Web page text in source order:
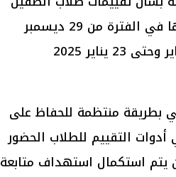
الأول والثاني الابتدائي، والتي من المقرر أن عقدها في الفترة من 29 ديسمبر
يناير 2025
بطريقة منتظمة للحفاظ على
التقييم للطلاب الحضور
يتم استكمال استهداف متابعة